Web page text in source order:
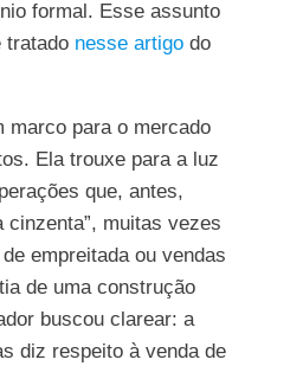
formal. Esse assunto
tratado nesse artigodo
marco para o mercado
Ela trouxe para a luz
que, antes,
cinzenta”, muitas vezes
empreitada ou vendas
de uma construção
buscou clarear: a
diz respeito à venda de